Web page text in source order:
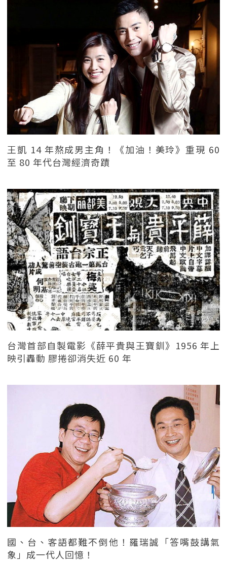
王凱 14 年熬成男主角！《加油！美玲》重現 60
至 80 年代台灣經濟奇蹟
台灣首部自製電影《薛平貴與王寶釧》1956 年上
映引轟動 膠捲卻消失近 60 年
國、台、客語都難不倒他！羅瑞誠「答嘴鼓講氣
象」成一代人回憶！